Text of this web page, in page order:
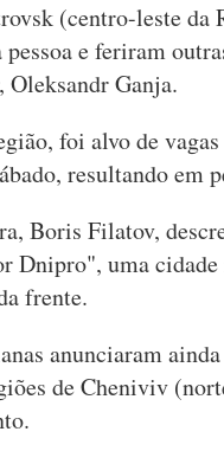
(centro-leste da
e feriram
Ganja.
foi alvo de vagas
resultando em
Boris Filatov,
Dnipro", uma
frente.
anunciaram
de Cheniviv